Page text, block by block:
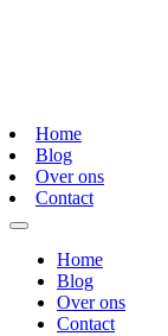
Home
Blog
Over ons
Contact
Home
Blog
Over ons
Contact